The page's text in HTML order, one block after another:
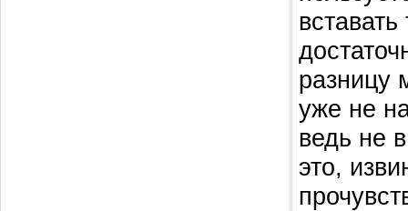
разницу
уже не
ведь не
это,